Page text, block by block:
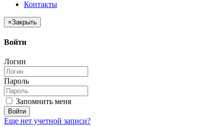
Контакты
×Закрыть
Войти
Логин
Пароль
Запомнить меня
Войти
Еще нет учетной записи?